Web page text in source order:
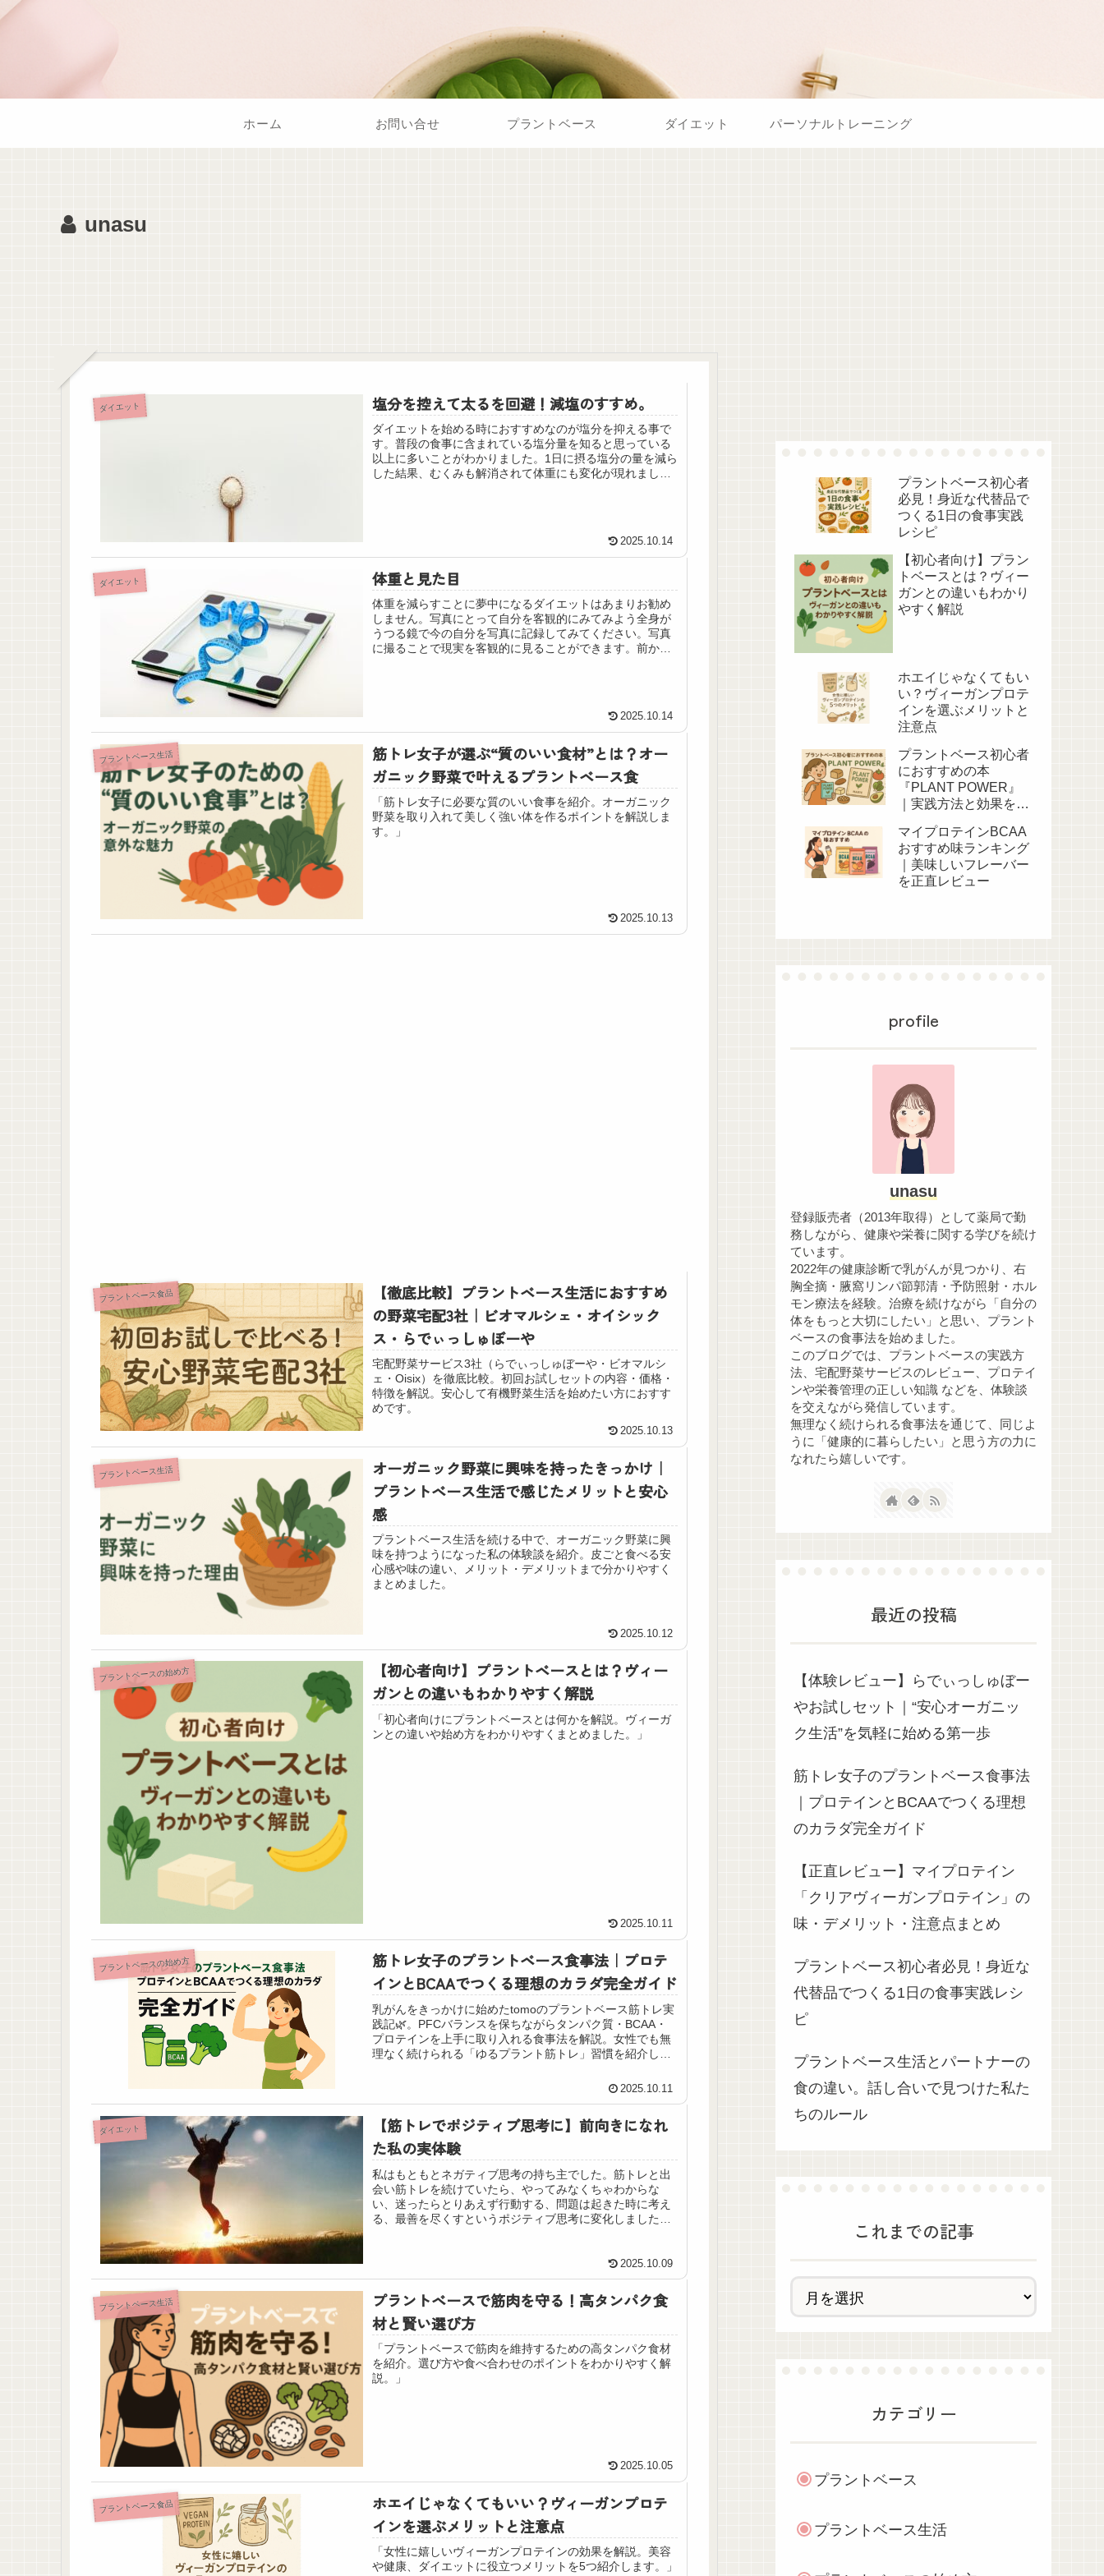
ホーム お問い合せ プラントベース ダイエット パーソナルトレーニング
unasu
ダイエット 塩分を控えて太るを回避！減塩のすすめ。
ダイエットを始める時におすすめなのが塩分を抑える事で
す。普段の食事に含まれている塩分量を知ると思っている
以上に多いことがわかりました。1日に摂る塩分の量を減ら
した結果、むくみも解消されて体重にも変化が現れまし
2025.10.14
ダイエット 体重と見た目
体重を減らすことに夢中になるダイエットはあまりお勧め
しません。写真にとって自分を客観的にみてみよう全身が
うつる鏡で今の自分を写真に記録してみてください。写真
に撮ることで現実を客観的に見ることができます。前から
2025.10.14
プラントベース生活
筋トレ女子が選ぶ“質のいい食材”とは？オー
ガニック野菜で叶えるプラントベース食
「筋トレ女子に必要な質のいい食事を紹介。オーガニック
野菜を取り入れて美しく強い体を作るポイントを解説しま
す。」
2025.10.13
プラントベース食品
【徹底比較】プラントベース生活におすすめ
の野菜宅配3社｜ビオマルシェ・オイシック
ス・らでぃっしゅぼーや
宅配野菜サービス3社（らでぃっしゅぼーや・ビオマルシ
ェ・Oisix）を徹底比較。初回お試しセットの内容・価格・
特徴を解説。安心して有機野菜生活を始めたい方におすす
めです。
2025.10.13
プラントベース生活
オーガニック野菜に興味を持ったきっかけ｜
プラントベース生活で感じたメリットと安心
感
プラントベース生活を続ける中で、オーガニック野菜に興
味を持つようになった私の体験談を紹介。皮ごと食べる安
心感や味の違い、メリット・デメリットまで分かりやすく
まとめました。
2025.10.12
プラントベースの始め方
【初心者向け】プラントベースとは？ヴィー
ガンとの違いもわかりやすく解説
「初心者向けにプラントベースとは何かを解説。ヴィーガ
ンとの違いや始め方をわかりやすくまとめました。」
2025.10.11
プラントベースの始め方
筋トレ女子のプラントベース食事法｜プロテ
インとBCAAでつくる理想のカラダ完全ガイド
乳がんをきっかけに始めたtomoのプラントベース筋トレ実
践記🌿。PFCバランスを保ちながらタンパク質・BCAA・
プロテインを上手に取り入れる食事法を解説。女性でも無
理なく続けられる「ゆるプラント筋トレ」習慣を紹介しま
2025.10.11
ダイエット
【筋トレでポジティブ思考に】前向きになれ
た私の実体験
私はもともとネガティブ思考の持ち主でした。筋トレと出
会い筋トレを続けていたら、やってみなくちゃわからな
い、迷ったらとりあえず行動する、問題は起きた時に考え
る、最善を尽くすというポジティブ思考に変化しました。
2025.10.09
プラントベース生活
プラントベースで筋肉を守る！高タンパク食
材と賢い選び方
「プラントベースで筋肉を維持するための高タンパク食材
を紹介。選び方や食べ合わせのポイントをわかりやすく解
説。」
2025.10.05
プラントベース食品
ホエイじゃなくてもいい？ヴィーガンプロテ
インを選ぶメリットと注意点
「女性に嬉しいヴィーガンプロテインの効果を解説。美容
や健康、ダイエットに役立つメリットを5つ紹介します。」
プラントベース初心者
必見！身近な代替品で
つくる1日の食事実践
レシピ
【初心者向け】プラン
トベースとは？ヴィー
ガンとの違いもわかり
やすく解説
ホエイじゃなくてもい
い？ヴィーガンプロテ
インを選ぶメリットと
注意点
プラントベース初心者
におすすめの本
『PLANT POWER』
｜実践方法と効果を体
マイプロテインBCAA
おすすめ味ランキング
｜美味しいフレーバー
を正直レビュー
profile
unasu
登録販売者（2013年取得）として薬局で勤
務しながら、健康や栄養に関する学びを続け
ています。
2022年の健康診断で乳がんが見つかり、右
胸全摘・腋窩リンパ節郭清・予防照射・ホル
モン療法を経験。治療を続けながら「自分の
体をもっと大切にしたい」と思い、プラント
ベースの食事法を始めました。
このブログでは、プラントベースの実践方
法、宅配野菜サービスのレビュー、プロテイ
ンや栄養管理の正しい知識 などを、体験談
を交えながら発信しています。
無理なく続けられる食事法を通じて、同じよ
うに「健康的に暮らしたい」と思う方の力に
なれたら嬉しいです。
最近の投稿
【体験レビュー】らでぃっしゅぼー
やお試しセット｜“安心オーガニッ
ク生活”を気軽に始める第一歩
筋トレ女子のプラントベース食事法
｜プロテインとBCAAでつくる理想
のカラダ完全ガイド
【正直レビュー】マイプロテイン
「クリアヴィーガンプロテイン」の
味・デメリット・注意点まとめ
プラントベース初心者必見！身近な
代替品でつくる1日の食事実践レシ
ピ
プラントベース生活とパートナーの
食の違い。話し合いで見つけた私た
ちのルール
これまでの記事
カテゴリー
プラントベース
プラントベース生活